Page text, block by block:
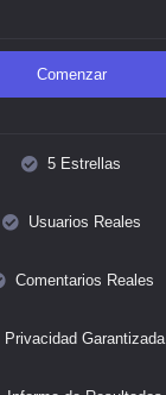
Comenzar
5 Estrellas
Usuarios Reales
Comentarios Reales
Privacidad Garantizada